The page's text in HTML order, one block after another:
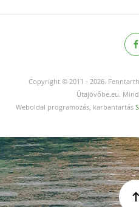
Copyright © 2011 - 2026.
Útajövőbe.eu.
Weboldal programozás, karbantartás